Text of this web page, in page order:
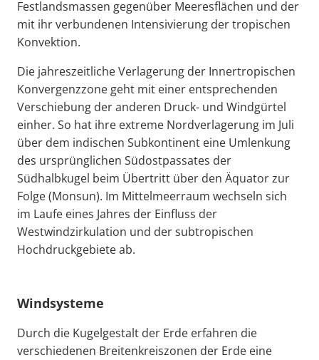
Festlandsmassen gegenüber Meeresflächen und der
mit ihr verbundenen Intensivierung der tropischen
Konvektion.
Die jahreszeitliche Verlagerung der Innertropischen
Konvergenzzone geht mit einer entsprechenden
Verschiebung der anderen Druck- und Windgürtel
einher. So hat ihre extreme Nordverlagerung im Juli
über dem indischen Subkontinent eine Umlenkung
des ursprünglichen Südostpassates der
Südhalbkugel beim Übertritt über den Äquator zur
Folge (Monsun). Im Mittelmeerraum wechseln sich
im Laufe eines Jahres der Einfluss der
Westwindzirkulation und der subtropischen
Hochdruckgebiete ab.
Windsysteme
Durch die Kugelgestalt der Erde erfahren die
verschiedenen Breitenkreiszonen der Erde eine